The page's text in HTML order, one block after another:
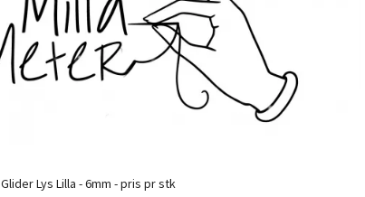
Glider Lys Lilla - 6mm - pris pr stk